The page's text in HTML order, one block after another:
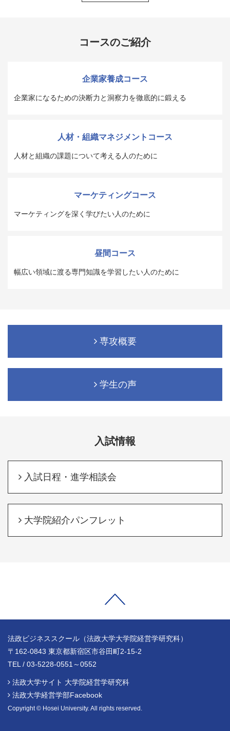
コースのご紹介
企業家養成コース
企業家になるための決断力と洞察力を徹底的に鍛える
人材・組織マネジメントコース
人材と組織の課題について考える人のために
マーケティングコース
マーケティングを深く学びたい人のために
昼間コース
幅広い領域に渡る専門知識を学習したい人のために
専攻概要
学生の声
入試情報
入試日程・進学相談会
大学院紹介パンフレット
法政ビジネススクール（法政大学大学院経営学研究科）
〒162-0843 東京都新宿区市谷田町2-15-2
TEL / 03-5228-0551～0552
法政大学サイト 大学院経営学研究科
法政大学経営学部Facebook
Copyright © Hosei University. All rights reserved.